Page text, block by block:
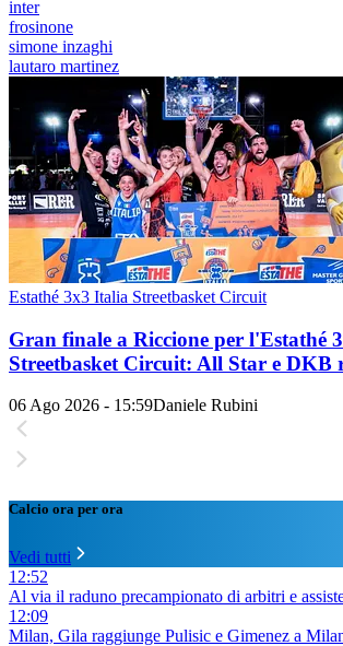
inter
frosinone
simone inzaghi
lautaro martinez
Estathé 3x3 Italia Streetbasket Circuit
Gran finale a Riccione per l'Estathé
Streetbasket Circuit: All Star e DKB
06 Ago 2026 - 15:59Daniele Rubini
Calcio ora per ora
Vedi tutti
12:52
Al via il raduno precampionato di arbitri e
12:09
Milan, Gila raggiunge Pulisic e Gimenez a